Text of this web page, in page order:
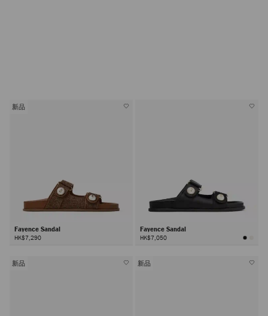
新品
Fayence Sandal
HK$7,290
Fayence Sandal
HK$7,050
新品 新品